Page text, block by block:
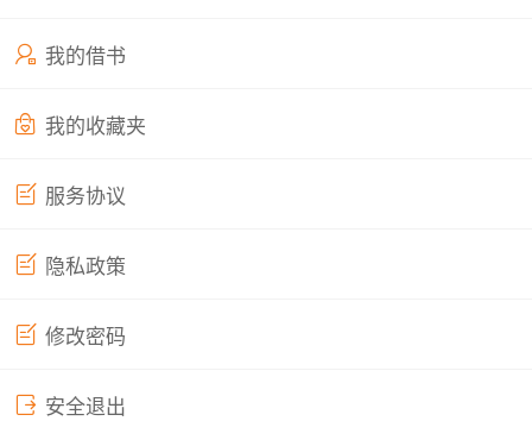
我的借书
我的收藏夹
服务协议
隐私政策
修改密码
安全退出